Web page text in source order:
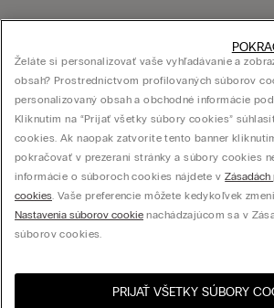
Vyberte veľkosť
Právna oblasť
Firma
Želáte si personalizovať vaše vyhľadávanie a
obsah? Prostredníctvom profilovaných súborov
personalizovaný obsah a obchodné informácie
Kliknutím na “Prijať všetky súbory cookies”
cookies. Ak naopak zatvoríte tento banner
pokračovať v prezeraní stránky a súbory cookies
informácie o súboroch cookies nájdete v
cookies. Vaše preferencie môžete kedykoľvek
Nastavenia súborov cookie nachádzajúcom sa v
súborov cookies.
PRIJAŤ VŠETKY SÚBORY